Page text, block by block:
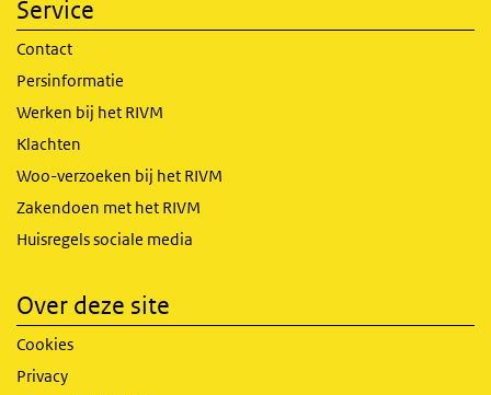
Service
Contact
Persinformatie
Werken bij het RIVM
Klachten
Woo-verzoeken bij het RIVM
Zakendoen met het RIVM
Huisregels sociale media
Over deze site
Cookies
Privacy